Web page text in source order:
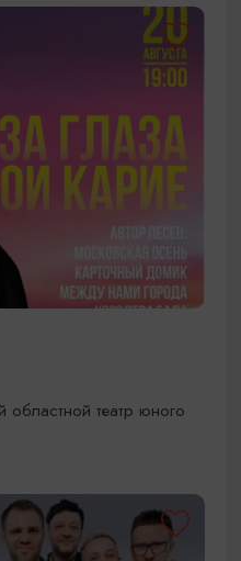
областной театр юного